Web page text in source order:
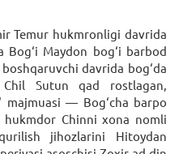
Temur hukmronligi davrida
Bog‘i Maydon bog‘i barbod
davrida bog‘da
Sutun qad rostlagan,
majmuasi — Bog‘cha barpo
hukmdor Chinni xona nomli
jihozlarini Hitoydan